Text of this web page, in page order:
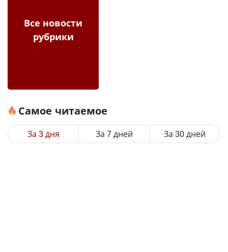
Все новости
рубрики
Самое читаемое
За 3 дня За 7 дней За 30 дней